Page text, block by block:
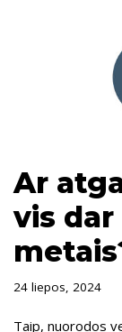
Ar
vis
24 liepos, 2024
Taip, nuorodos